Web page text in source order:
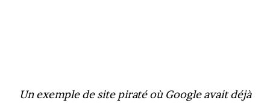
Un exemple de site piraté où Google avait déjà